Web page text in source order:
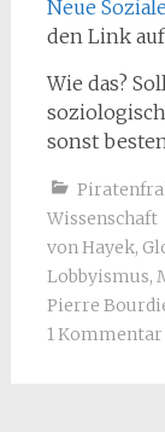
Neue
den Link
Wie das?
sonst
Wissenschaft
von Hayek,
Lobbyismus,
Pierre
1 Kommentar